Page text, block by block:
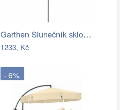
Garthen Slunečník sklopný s kličkou,…
1233,-Kč
- 6%